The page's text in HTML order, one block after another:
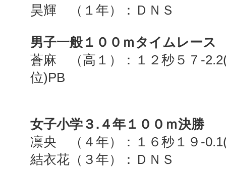
昊輝 （１年）：ＤＮＳ
男子一般１００ｍタイムレース
蒼麻 （高１）：１２秒５７ -
位)PB
女子小学３ . ４年１００ｍ決勝
凛央 （４年）：１６秒１９ -
結衣花（３年）：ＤＮＳ